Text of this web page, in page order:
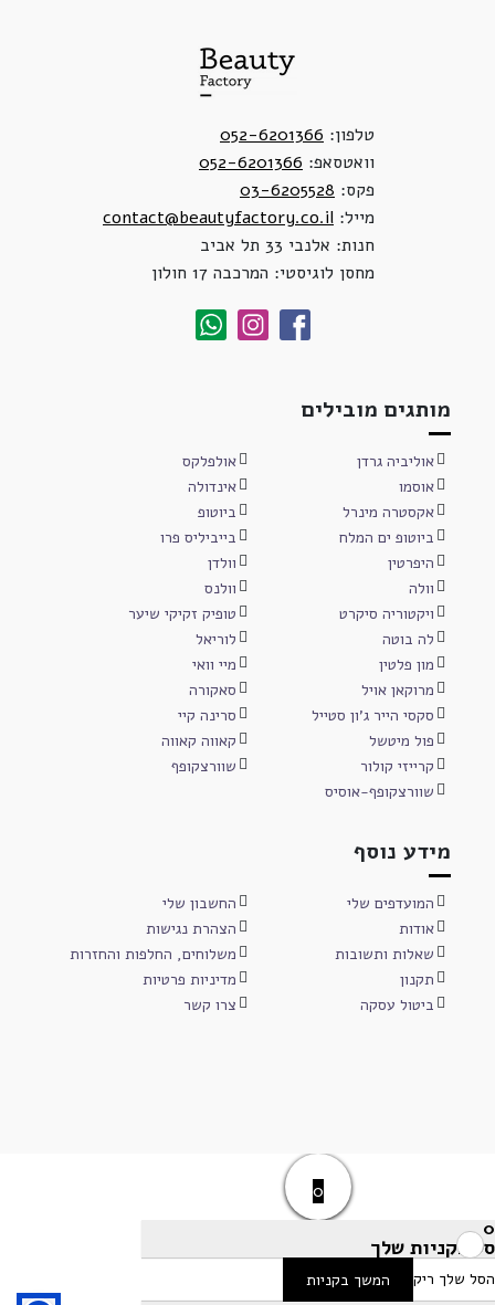
טלפון: 052-6201366
וואטסאפ: 052-6201366
פקס: 03-6205528
מייל: contact@beautyfactory.co.il
חנות: אלנבי 33 תל אביב
מחסן לוגיסטי: המרכבה 17 חולון
מותגים מובילים
אוליביה גרדן
אולפלקס
אוסמו
אינדולה
אקסטרה מינרל
ביוטופ
ביוטופ ים המלח
בייביליס פרו
היפרטין
וולדן
וולה
וולנס
ויקטוריה סיקרט
טופיק זקיקי שיער
לה בוטה
לוריאל
מון פלטין
מיי וואי
מרוקאן אויל
סאקורה
סקסי הייר ג'ון סטייל
סרינה קיי
פול מיטשל
קאווה קאווה
קרייזי קולור
שוורצקופף
שוורצקופף-אוסיס
מידע נוסף
המועדפים שלי
החשבון שלי
אודות
הצהרת נגישות
שאלות ותשובות
משלוחים, החלפות והחזרות
תקנון
מדיניות פרטיות
ביטול עסקה
צרו קשר
0
0
סל הקניות שלך
הסל שלך ריק המשך בקניות